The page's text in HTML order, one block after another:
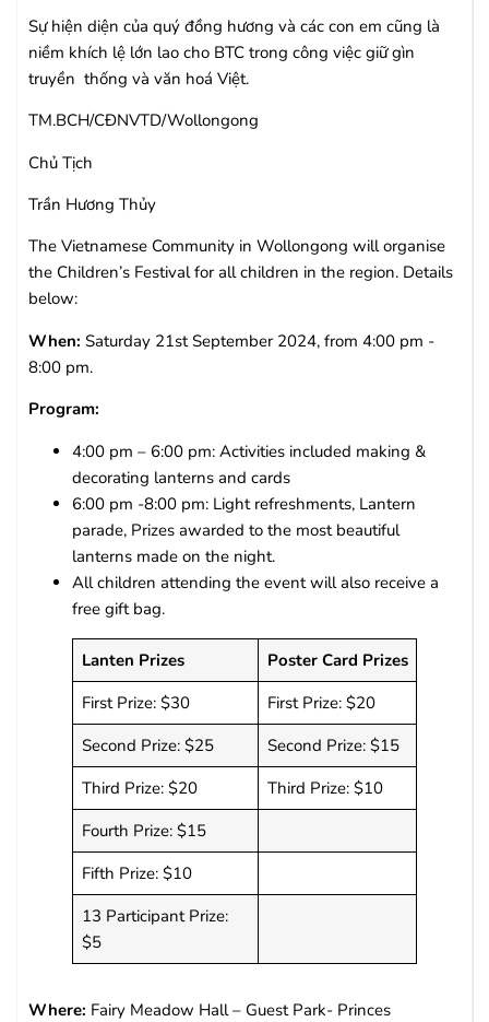
Sự hiện diện của quý đồng hương và các con em cũng là
niềm khích lệ lớn lao cho BTC trong công việc giữ gìn
truyền thống và văn hoá Việt.
TM.BCH/CĐNVTD/Wollongong
Chủ Tịch
Trần Hương Thủy
The Vietnamese Community in Wollongong will organise
the Children’s Festival for all children in the region. Details
below:
When: Saturday 21st September 2024, from 4:00 pm -
8:00 pm.
Program:
4:00 pm – 6:00 pm: Activities included making &
decorating lanterns and cards
6:00 pm -8:00 pm: Light refreshments, Lantern
parade, Prizes awarded to the most beautiful
lanterns made on the night.
All children attending the event will also receive a
free gift bag.
Lanten Prizes
Poster Card Prizes
First Prize: $30
First Prize: $20
Second Prize: $25
Second Prize: $15
Third Prize: $20
Third Prize: $10
Fourth Prize: $15
Fifth Prize: $10
13 Participant Prize:
$5
Where: Fairy Meadow Hall – Guest Park- Princes